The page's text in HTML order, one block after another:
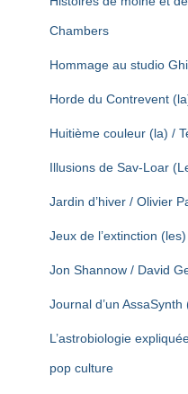
Chambers
Hommage au studio
Horde du Contrevent
Huitième couleur (la) /
Illusions de Sav-Loar
Jardin d’hiver / Olivier
Jeux de l’extinction
Jon Shannow / David
Journal d’un
L’astrobiologie
pop culture